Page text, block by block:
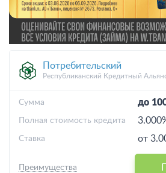
Потребительский
Республиканский Кредитный
до
Cумма
Полная стоимость кредита
от
Ставка
Преимущества